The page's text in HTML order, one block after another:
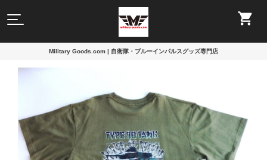
Military Goods.com | 自衛隊・ブルーインパルスグッズ専門店